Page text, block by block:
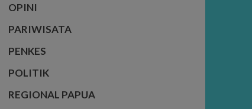
OPINI
PARIWISATA
PENKES
POLITIK
REGIONAL PAPUA